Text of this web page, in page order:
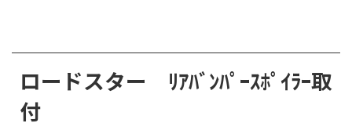
ロードスター ﾘｱﾊﾞﾝﾊﾟｰｽﾎﾟｲﾗｰ取
付